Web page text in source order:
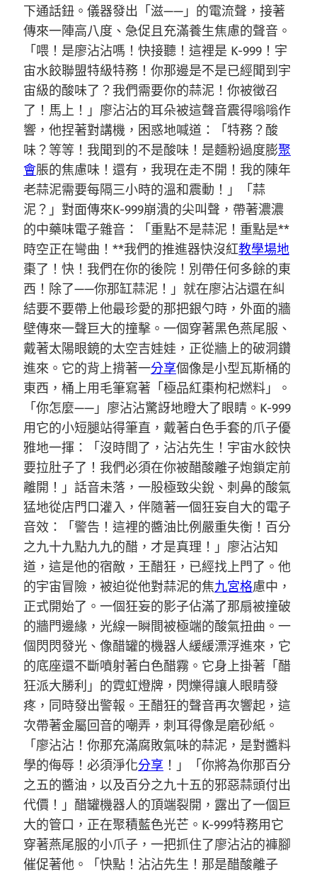
下通話鈕。儀器發出「滋——」的電流聲，接著
傳來一陣高八度、急促且充滿養生焦慮的聲音。
「喂！是廖沾沾嗎！快接聽！這裡是 K-999！宇
宙水餃聯盟特級特務！你那邊是不是已經聞到宇
宙級的酸味了？我們需要你的蒜泥！你被徵召
了！馬上！」廖沾沾的耳朵被這聲音震得嗡嗡作
響，他捏著對講機，困惑地喊道：「特務？酸
味？等等！我聞到的不是酸味！是麵粉過度膨聚
會脹的焦慮味！還有，我現在走不開！我的陳年
老蒜泥需要每隔三小時的溫和震動！」「蒜
泥？」對面傳來K-999崩潰的尖叫聲，帶著濃濃
的中藥味電子雜音：「重點不是蒜泥！重點是**
時空正在彎曲！**我們的推進器快沒紅教學場地
棗了！快！我們在你的後院！別帶任何多餘的東
西！除了——你那缸蒜泥！」就在廖沾沾還在糾
結要不要帶上他最珍愛的那把銀勺時，外面的牆
壁傳來一聲巨大的撞擊。一個穿著黑色燕尾服、
戴著太陽眼鏡的太空吉娃娃，正從牆上的破洞鑽
進來。它的背上揹著一分享個像是小型瓦斯桶的
東西，桶上用毛筆寫著「極品紅棗枸杞燃料」。
「你怎麼——」廖沾沾驚訝地瞪大了眼睛。K-999
用它的小短腿站得筆直，戴著白色手套的爪子優
雅地一揮：「沒時間了，沾沾先生！宇宙水餃快
要拉肚子了！我們必須在你被醋酸離子炮鎖定前
離開！」話音未落，一股極致尖銳、刺鼻的酸氣
猛地從店門口灌入，伴隨著一個狂妄自大的電子
音效：「警告！這裡的醬油比例嚴重失衡！百分
之九十九點九九的醋，才是真理！」廖沾沾知
道，這是他的宿敵，王醋狂，已經找上門了。他
的宇宙冒險，被迫從他對蒜泥的焦九宮格慮中，
正式開始了。一個狂妄的影子佔滿了那扇被撞破
的牆門邊緣，光線一瞬間被極端的酸氣扭曲。一
個閃閃發光、像醋罐的機器人緩緩漂浮進來，它
的底座還不斷噴射著白色醋霧。它身上掛著「醋
狂派大勝利」的霓虹燈牌，閃爍得讓人眼睛發
疼，同時發出警報。王醋狂的聲音再次響起，這
次帶著金屬回音的嘲弄，刺耳得像是磨砂紙。
「廖沾沾！你那充滿腐敗氣味的蒜泥，是對醬料
學的侮辱！必須淨化分享 ！」「你將為你那百分
之五的醬油，以及百分之九十五的邪惡蒜頭付出
代價！」醋罐機器人的頂端裂開，露出了一個巨
大的管口，正在聚積藍色光芒。K-999特務用它
穿著燕尾服的小爪子，一把抓住了廖沾沾的褲腳
催促著他。「快點！沾沾先生！那是醋酸離子